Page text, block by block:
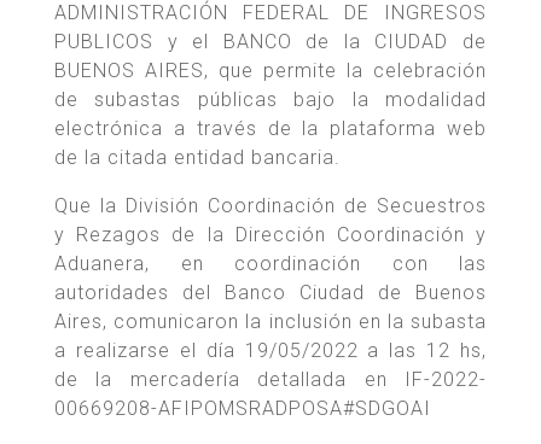
ADMINISTRACIÓN FEDERAL DE INGRESOS
PUBLICOS y el BANCO de la CIUDAD de
BUENOS AIRES, que permite la celebración
de subastas públicas bajo la modalidad
electrónica a través de la plataforma web
de la citada entidad bancaria.
Que la División Coordinación de Secuestros
y Rezagos de la Dirección Coordinación y
Aduanera, en coordinación con las
autoridades del Banco Ciudad de Buenos
Aires, comunicaron la inclusión en la subasta
a realizarse el día 19/05/2022 a las 12 hs,
de la mercadería detallada en IF-2022-
00669208-AFIPOMSRADPOSA#SDGOAI